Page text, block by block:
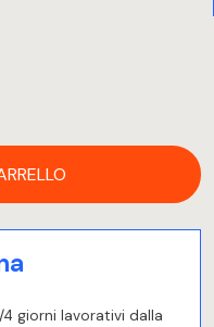
4 giorni lavorativi dalla